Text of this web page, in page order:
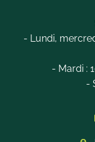
- Lundi,
- Mardi :
-